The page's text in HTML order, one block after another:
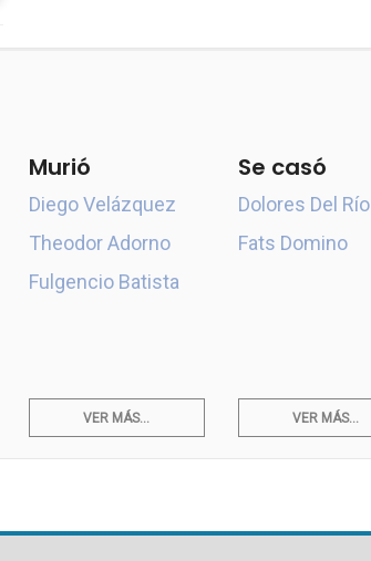
Murió
Diego Velázquez
Theodor Adorno
Fulgencio Batista
Se casó
Dolores Del Río
Fats Domino
VER MÁS... VER MÁS...